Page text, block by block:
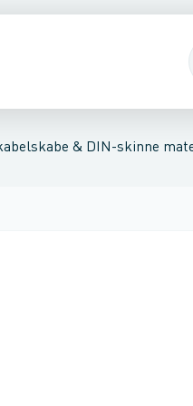
kabelskabe & DIN-skinne
lampeudtag
Fordelings-/
skab) Dækplade /